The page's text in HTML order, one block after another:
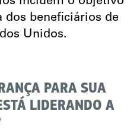
beneficiários de
Unidos.
PARA SUA
LIDERANDO A